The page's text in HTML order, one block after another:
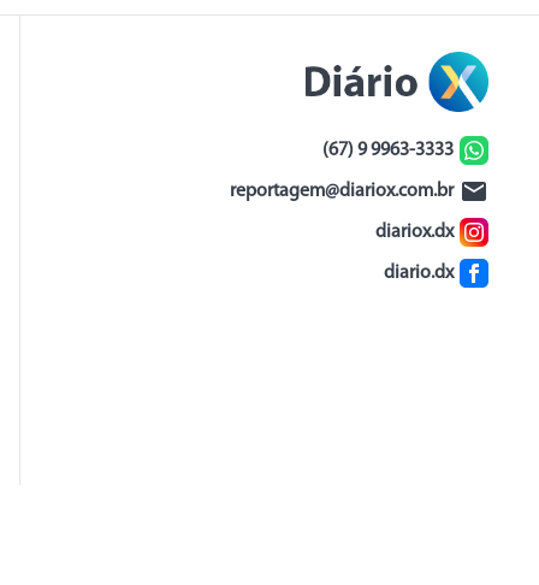
(67) 9 9963-3333
reportagem@diariox.com.br
diariox.dx
diario.dx